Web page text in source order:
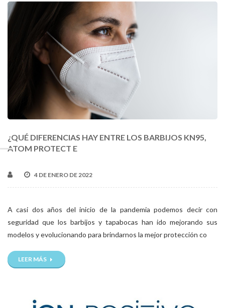
¿QUÉ DIFERENCIAS HAY ENTRE LOS BARBIJOS KN95,
ATOM PROTECT E
4 DE ENERO DE 2022
A casi dos años del inicio de la pandemia podemos decir con
seguridad que los barbijos y tapabocas han ido mejorando sus
modelos y evolucionando para brindarnos la mejor protección co
LEER MÁS